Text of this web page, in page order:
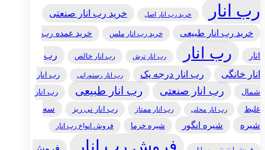
رب انار
خرید رب انار اصل خرید رب انار صنعتی
خرید رب انار طبیعی خرید رب انار ملس خرید عمده رب
انار رب انار رب انار ترش رب انار خالص
رب
انار خانگی
رب انار درجه یک رب انار رستورانی
رب انار
شمال
رب انار صنعتی رب انار طبیعی رب انار
غلیظ رب انار محلی رب انار ممتاز رب انار نی ریز
سه
شیره
شیره انگور شیره خرما فروش انواع رب انار
فروش رب انار